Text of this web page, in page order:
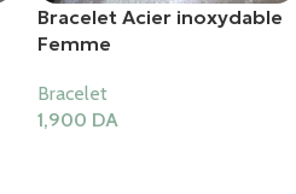
Bracelet Acier inoxydable
Femme
Bracelet
1,900 DA